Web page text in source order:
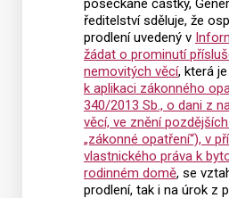
posečkané částky,
ředitelství sděluje, že
prodlení uvedený v
žádat o prominutí
nemovitých věcí, která
k aplikaci zákonného
340/2013 Sb., o dani z
věcí, ve znění
„zákonné opatření“), v
vlastnického práva k
rodinném domě, se
prodlení, tak i na úrok z